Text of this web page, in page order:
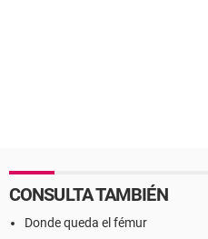
CONSULTA TAMBIÉN
Donde queda el fémur